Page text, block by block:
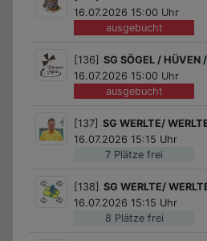
ausgebucht
16.07.2026 15:00 Uhr
ausgebucht
[136] SG SÖGEL / HÜVEN / Müller/
16.07.2026 15:00 Uhr
7 Plätze frei
[137] SG WERLTE/ WERLTE/
16.07.2026 15:15 Uhr
8 Plätze frei
[138] SG WERLTE/ WERLTE/ Fußball für
16.07.2026 15:15 Uhr